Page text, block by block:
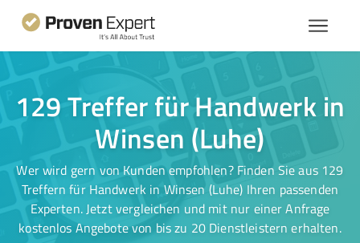
129 Treffer für Handwerk in
Winsen (Luhe)
Wer wird gern von Kunden empfohlen? Finden Sie aus 129
Treffern für Handwerk in Winsen (Luhe) Ihren passenden
Experten. Jetzt vergleichen und mit nur einer Anfrage
kostenlos Angebote von bis zu 20 Dienstleistern erhalten.